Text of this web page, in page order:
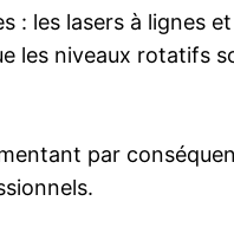
les lasers à lignes
les niveaux rotatifs
par